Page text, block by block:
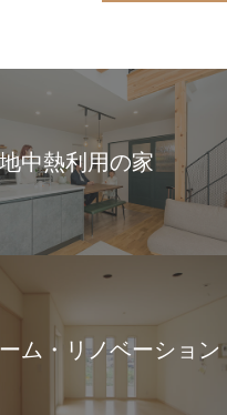
地中熱利用の家
ム・リノベーション